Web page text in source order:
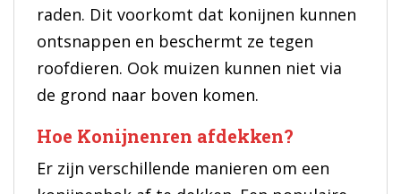
raden. Dit voorkomt dat konijnen kunnen
ontsnappen en beschermt ze tegen
roofdieren. Ook muizen kunnen niet via
de grond naar boven komen.
Hoe Konijnenren afdekken?
Er zijn verschillende manieren om een